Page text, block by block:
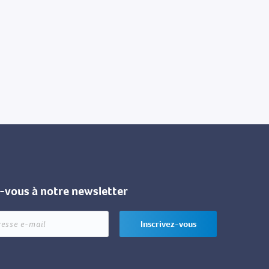
vous à notre newsletter
Inscrivez-vous